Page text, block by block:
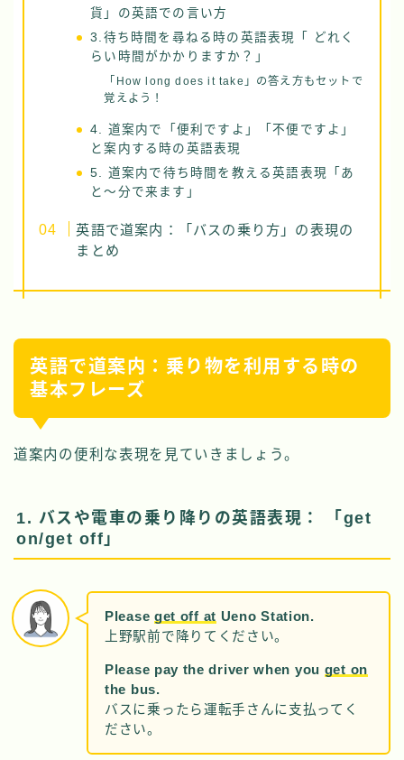
貨」の英語での言い方
3.待ち時間を尋ねる時の英語表現「 どれく
らい時間がかかりますか？」
「How long does it take」の答え方もセットで
覚えよう！
4. 道案内で「便利ですよ」「不便ですよ」
と案内する時の英語表現
5. 道案内で待ち時間を教える英語表現「あ
と〜分で来ます」
英語で道案内：「バスの乗り方」の表現の
まとめ
英語で道案内：乗り物を利用する時の
基本フレーズ
道案内の便利な表現を見ていきましょう。
1. バスや電車の乗り降りの英語表現： 「get
on/get off」
Please get off at Ueno Station.
上野駅前で降りてください。
Please pay the driver when you get on
the bus.
バスに乗ったら運転手さんに支払ってく
ださい。